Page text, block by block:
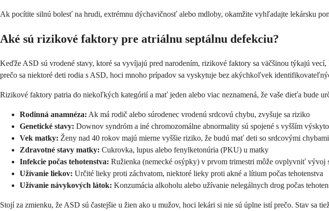
Ak pocítite silnú bolesť na hrudi, extrémnu dýchavičnosť alebo mdloby, okamžite vyhľadajte lekársku
Aké sú rizikové faktory pre atriálnu septálnu defekciu?
Keďže ASD sú vrodené stavy, ktoré sa vyvíjajú pred narodením, rizikové faktory sa väčšinou týkajú
prečo sa niektoré deti rodia s ASD, hoci mnoho prípadov sa vyskytuje bez akýchkoľvek
Rizikové faktory patria do niekoľkých kategórií a mať jeden alebo viac neznamená, že vaše dieťa bude
Rodinná anamnéza: Ak má rodič alebo súrodenec vrodenú srdcovú chybu, zvyšuje sa riziko
Genetické stavy: Downov syndróm a iné chromozomálne abnormality sú spojené s vyšším
Vek matky: Ženy nad 40 rokov majú mierne vyššie riziko, že budú mať deti so srdcovými chybami
Zdravotné stavy matky: Cukrovka, lupus alebo fenylketonúria (PKU) u matky
Infekcie počas tehotenstva: Ružienka (nemecké osýpky) v prvom trimestri môže ovplyvniť vývoj
Užívanie liekov: Určité lieky proti záchvatom, niektoré lieky proti akné a lítium počas tehotenstva
Užívanie návykových látok: Konzumácia alkoholu alebo užívanie nelegálnych drog počas
Stojí za zmienku, že ASD sú častejšie u žien ako u mužov, hoci lekári si nie sú úplne istí prečo. Stav sa